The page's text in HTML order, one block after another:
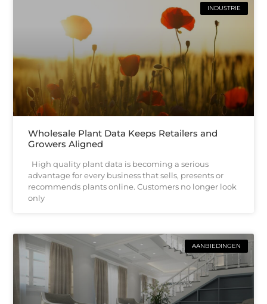
INDUSTRIE
Wholesale Plant Data Keeps Retailers and
Growers Aligned
High quality plant data is becoming a serious
advantage for every business that sells, presents or
recommends plants online. Customers no longer look
only
AANBIEDINGEN